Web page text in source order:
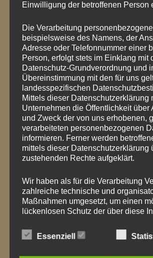
0 COMMENTS ON
ÖFFNUNGSZEITEN AN
WEIHNACHTEN”
SCHREIBE EINEN
Deine E-Mail-Adresse wird nicht
Einwilligung der betroffenen Person
Die Verarbeitung
beispielsweise des Namens, der
Adresse oder Telefonnummer einer
Person, erfolgt stets im Einklang mit
Datenschutz-Grundverordnung und
Übereinstimmung mit den für uns
landesspezifischen
Mittels dieser Datenschutzerklärung
Unternehmen die Öffentlichkeit über
und Zweck der von uns erhobenen,
verarbeiteten personenbezogenen
informieren. Ferner werden
mittels dieser Datenschutzerklärung
zustehenden Rechte aufgeklärt.
Wir haben als für die Verarbeitung
zahlreiche technische und
Maßnahmen umgesetzt, um einen
lückenlosen Schutz der über diese
sicherzustellen. Dennoch können
Datenübertragungen grundsätzlich
Essenziell